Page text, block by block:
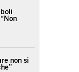
non si